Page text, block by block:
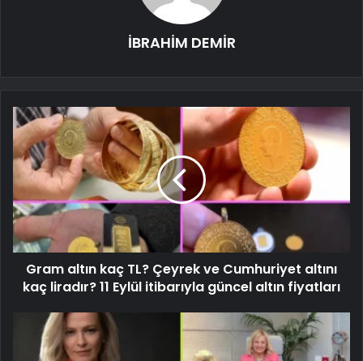
İBRAHİM DEMİR
Gram altın kaç TL? Çeyrek ve Cumhuriyet altını
kaç liradır? 11 Eylül itibarıyla güncel altın fiyatları